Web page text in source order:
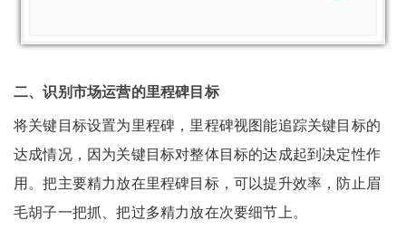
二、识别市场运营的里程碑目标
将关键目标设置为里程碑，里程碑视图能追踪关键目标的
达成情况，因为关键目标对整体目标的达成起到决定性作
用。把主要精力放在里程碑目标，可以提升效率，防止眉
毛胡子一把抓、把过多精力放在次要细节上。